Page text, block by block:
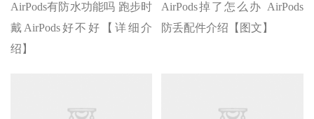
AirPods有防水功能吗 跑步时
戴AirPods好不好【详细介
绍】
AirPods掉了怎么办 AirPods
防丢配件介绍【图文】